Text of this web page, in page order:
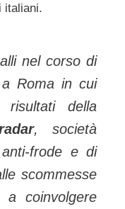
italiani.
nel corso di
Roma in cui
della
, società
frode e di
scommesse
coinvolgere